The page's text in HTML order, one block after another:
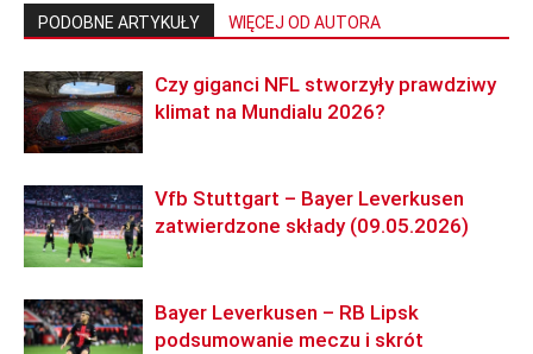
PODOBNE ARTYKUŁY WIĘCEJ OD AUTORA
Czy giganci NFL stworzyły prawdziwy
klimat na Mundialu 2026?
Vfb Stuttgart – Bayer Leverkusen
zatwierdzone składy (09.05.2026)
Bayer Leverkusen – RB Lipsk
podsumowanie meczu i skrót